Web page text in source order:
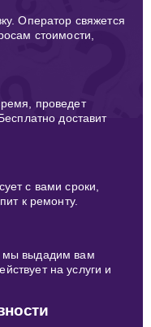
Оператор свяжется
стоимости,
проведет
доставит
с вами сроки,
к ремонту.
мы выдадим вам
на услуги и